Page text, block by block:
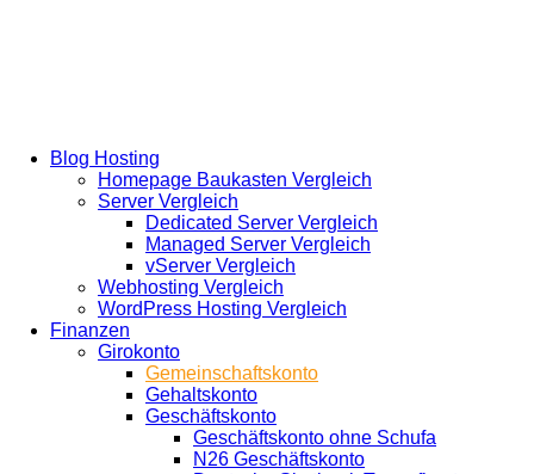
Blog Hosting
Homepage Baukasten Vergleich
Server Vergleich
Dedicated Server Vergleich
Managed Server Vergleich
vServer Vergleich
Webhosting Vergleich
WordPress Hosting Vergleich
Finanzen
Girokonto
Gemeinschaftskonto
Gehaltskonto
Geschäftskonto
Geschäftskonto ohne Schufa
N26 Geschäftskonto